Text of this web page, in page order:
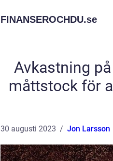
FINANSEROCHDU.se
Avkastning
måttstock för
30 augusti 2023 Jon Larsson